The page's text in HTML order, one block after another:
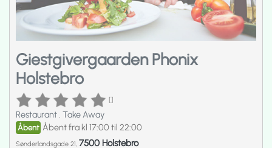
Giestgivergaarden Phonix
Holstebro
[]
Restaurant. Take Away
Åbent Åbent fra kl 17:00 til 22:00
Sønderlandsgade 21, 7500 Holstebro